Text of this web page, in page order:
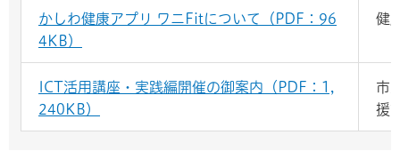
かしわ健康アプリ ワニFitについて（PDF：96
4KB）
健
ICT活用講座・実践編開催の御案内（PDF：1,
240KB）
市
援